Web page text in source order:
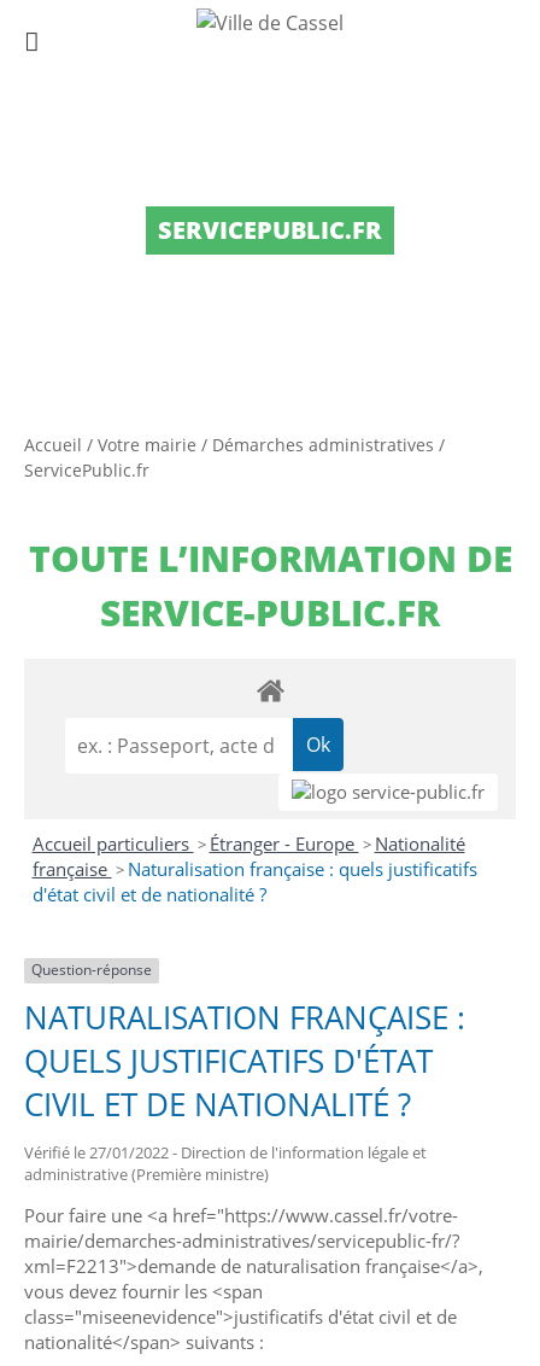
SERVICEPUBLIC.FR
Accueil / Votre mairie / Démarches administratives /
ServicePublic.fr
TOUTE L’INFORMATION DE
SERVICE-PUBLIC.FR
Accueil particuliers > Étranger - Europe > Nationalité
française > Naturalisation française : quels justificatifs
d'état civil et de nationalité ?
Question-réponse
NATURALISATION FRANÇAISE :
QUELS JUSTIFICATIFS D'ÉTAT
CIVIL ET DE NATIONALITÉ ?
Vérifié le 27/01/2022 - Direction de l'information légale et
administrative (Première ministre)
Pour faire une <a href="https://www.cassel.fr/votre-
mairie/demarches-administratives/servicepublic-fr/?
xml=F2213">demande de naturalisation française</a>,
vous devez fournir les <span
class="miseenevidence">justificatifs d'état civil et de
nationalité</span> suivants :